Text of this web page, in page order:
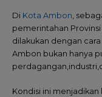
Di Kota Ambon ,
pemerintahan Provinsi
dilakukan dengan
Ambon bukan hanya
Kondisi ini menjadikan